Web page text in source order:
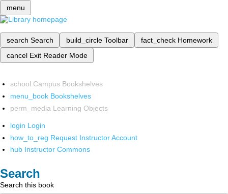
menu
search Search build_circle Toolbar fact_check Homework
cancel Exit Reader Mode
school Campus Bookshelves
menu_book Bookshelves
perm_media Learning Objects
login Login
how_to_reg Request Instructor Account
hub Instructor Commons
Search
Search this book